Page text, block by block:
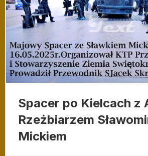
Spacer po Kielcach z
Rzeżbiarzem
Mickiem